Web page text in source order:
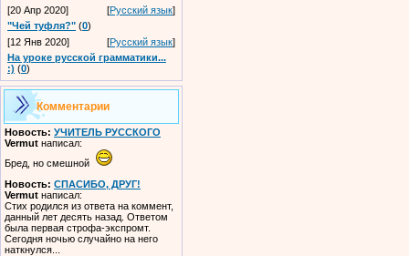
[20 Апр 2020]
[Русский язык]
"Чей туфля?" (0)
[12 Янв 2020]
[Русский язык]
На уроке русской грамматики...
:) (0)
Комментарии
Новость: УЧИТЕЛЬ РУССКОГО
Vermut написал:
Бред, но смешной
Новость: СПАСИБО, ДРУГ!
Vermut написал:
Стих родился из ответа на коммент,
данный лет десять назад. Ответом
была первая строфа-экспромт.
Сегодня ночью случайно на него
наткнулся...